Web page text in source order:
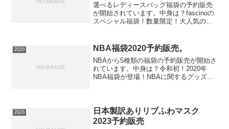
選べるレディースバッグ福袋の予約販売
が開始されています。中身は？fascinoの
スペシャル福袋！数量限定！大人気のバ
fascinoにお任せ！6種類の中からバッグ
を選びます...
2020 NBA福袋2020予約販売。
NBAから5種類の福袋の予約販売が開始さ
れています。中身は？令和初！2020年
NBA福袋が登場！NBAに関するグッズが
Connect】...
2023
日本製訳ありリブふわマスク
2023予約販売